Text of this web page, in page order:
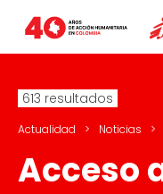
613 resultados
Actualidad > Noticias >
Acceso